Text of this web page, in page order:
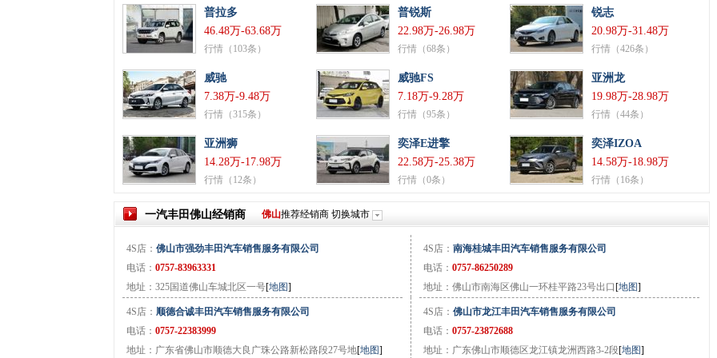
普拉多
46.48万-63.68万
行情（103条）
普锐斯
22.98万-26.98万
行情（68条）
锐志
20.98万-31.48万
行情（426条）
威驰
7.38万-9.48万
行情（315条）
威驰FS
7.18万-9.28万
行情（95条）
亚洲龙
19.98万-28.98万
行情（44条）
亚洲狮
14.28万-17.98万
行情（12条）
奕泽E进擎
22.58万-25.38万
行情（0条）
奕泽IZOA
14.58万-18.98万
行情（16条）
一汽丰田 佛山经销商 佛山推荐经销商 切换城市
4S店： 佛山市强劲丰田汽车销售服务有限公司
电话： 0757-83963331
地址：325国道佛山车城北区一号[地图]
4S店： 南海桂城丰田汽车销售服务有限公司
电话： 0757-86250289
地址：佛山市南海区佛山一环桂平路23号出口 [地图]
4S店： 顺德合诚丰田汽车销售服务有限公司
电话： 0757-22383999
地址：广东省佛山市顺德大良广珠公路新松路段27号地[地图]
4S店： 佛山市龙江丰田汽车销售服务有限公司
电话： 0757-23872688
地址：广东佛山市顺德区龙江镇龙洲西路3-2段[地图]